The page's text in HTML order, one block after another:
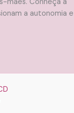
a autonomia e